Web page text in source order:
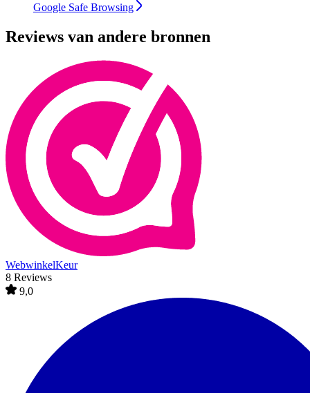
Google Safe Browsing
Reviews van andere bronnen
WebwinkelKeur
8 Reviews
9,0